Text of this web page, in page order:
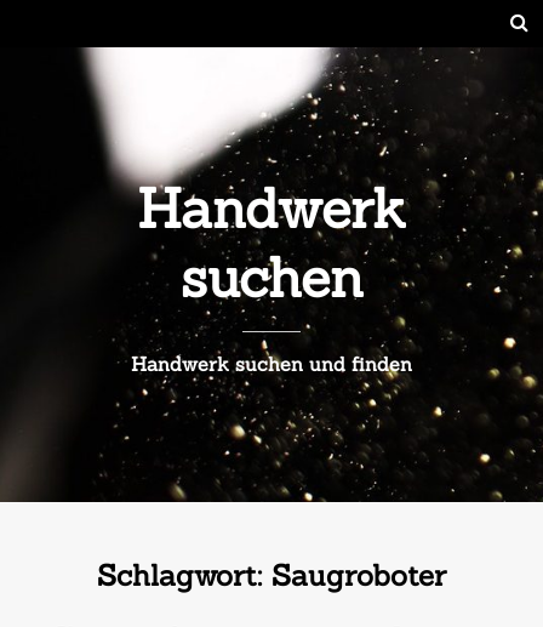
Handwerk
suchen
Handwerk suchen und finden
Schlagwort: Saugroboter